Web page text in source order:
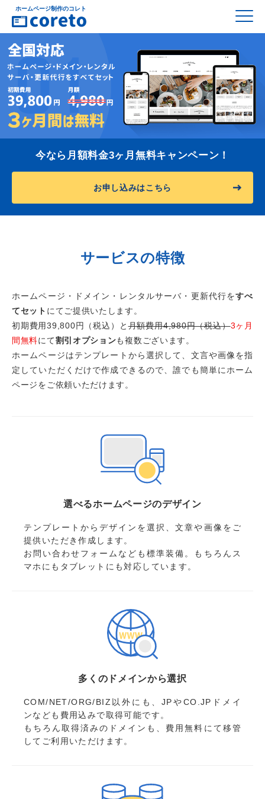
ホームページ制作のコレト
今なら月額料金3ヶ月無料キャンペーン！
お申し込みはこちら
サービスの特徴
ホームページ・ドメイン・レンタルサーバ・更新代行をすべ
てセット にてご提供いたします。
初期費用39,800円（税込）と月額費用4,980円（税込）3ヶ月
間無料にて割引オプションも複数ございます。
ホームページはテンプレートから選択して、文言や画像を指
定していただくだけで作成できるので、誰でも簡単にホーム
ページをご依頼いただけます。
選べるホームページのデザイン
テンプレートからデザインを選択、文章や画像をご
提供いただき作成します。
お問い合わせフォームなども標準装備。もちろんス
マホにもタブレットにも対応しています。
多くのドメインから選択
COM/NET/ORG/BIZ以外にも、JPやCO.JPドメイ
ンなども費用込みで取得可能です。
もちろん取得済みのドメインも、費用無料にて移管
してご利用いただけます。